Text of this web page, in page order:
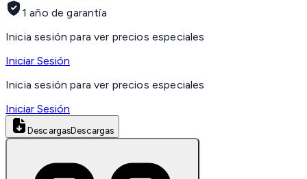
1 año de garantía
Inicia sesión para ver precios especiales
Iniciar Sesión
Inicia sesión para ver precios especiales
Iniciar Sesión
DescargasDescargas